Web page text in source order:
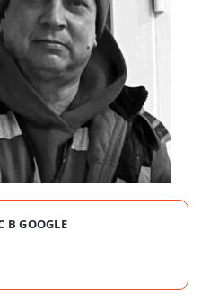
GOOGLE